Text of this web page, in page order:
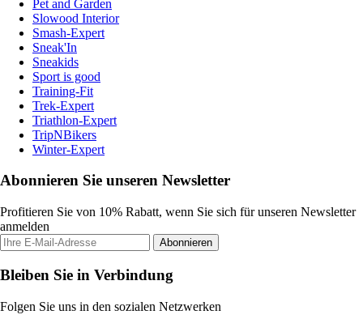
Pet and Garden
Slowood Interior
Smash-Expert
Sneak'In
Sneakids
Sport is good
Training-Fit
Trek-Expert
Triathlon-Expert
TripNBikers
Winter-Expert
Abonnieren Sie unseren Newsletter
Profitieren Sie von 10% Rabatt, wenn Sie sich für unseren Newsletter
anmelden
Abonnieren
Bleiben Sie in Verbindung
Folgen Sie uns in den sozialen Netzwerken